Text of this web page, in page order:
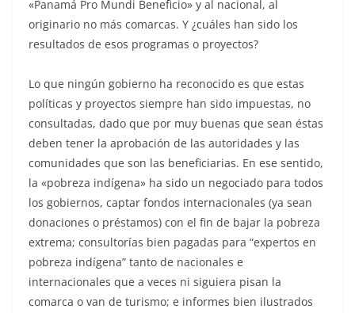
«Panamá Pro Mundi Beneficio» y al nacional, al
originario no más comarcas. Y ¿cuáles han sido los
resultados de esos programas o proyectos?
Lo que ningún gobierno ha reconocido es que estas
políticas y proyectos siempre han sido impuestas, no
consultadas, dado que por muy buenas que sean éstas
deben tener la aprobación de las autoridades y las
comunidades que son las beneficiarias. En ese sentido,
la «pobreza indígena» ha sido un negociado para todos
los gobiernos, captar fondos internacionales (ya sean
donaciones o préstamos) con el fin de bajar la pobreza
extrema; consultorías bien pagadas para “expertos en
pobreza indígena” tanto de nacionales e
internacionales que a veces ni siguiera pisan la
comarca o van de turismo; e informes bien ilustrados